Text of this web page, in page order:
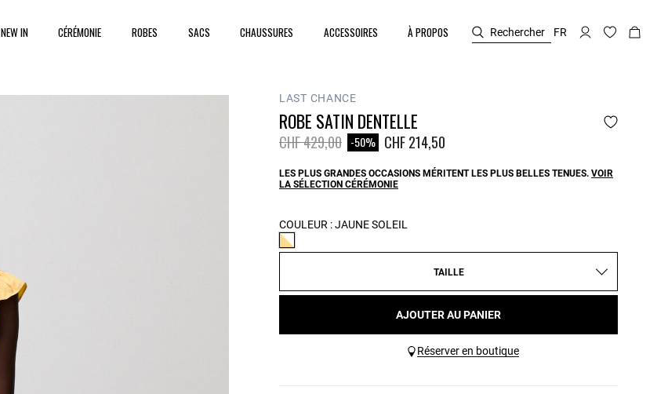
NEW IN CÉRÉMONIE ROBES SACS CHAUSSURES ACCESSOIRES À PROPOS Rechercher FR
LAST CHANCE
ROBE SATIN DENTELLE
Prix réduit à partir de
CHF 429,00à -50% CHF 214,50
LES PLUS GRANDES OCCASIONS MÉRITENT LES PLUS BELLES TENUES. VOIR
LA SÉLECTION CÉRÉMONIE
COULEUR :JAUNE SOLEIL
TAILLE
AJOUTER AU PANIER
Réserver en boutique